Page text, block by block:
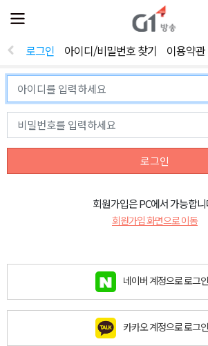
전
체
뉴
열
로그인 아이디/비밀번호 찾기 이용약관
로그인
회원가입은 PC에서 가능합
회원가입 화면으로 이동
네이버 계정으로 로그인
카카오 계정으로 로그인